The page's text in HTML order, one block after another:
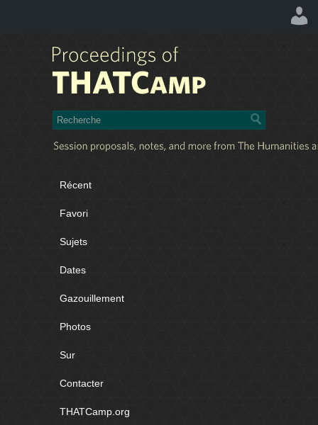
Récent
Favori
Sujets
Dates
Gazouillement
Photos
Sur
Contacter
THATCamp.org